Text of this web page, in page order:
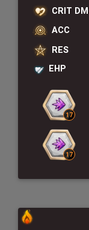
CRIT
ACC
RES
EHP